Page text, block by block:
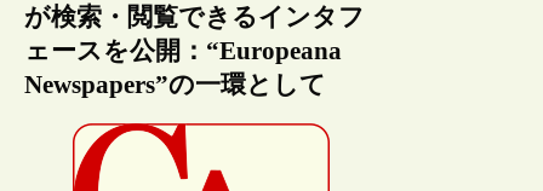
が検索・閲覧できるインタフ
ェースを公開：“Europeana
Newspapers”の一環として